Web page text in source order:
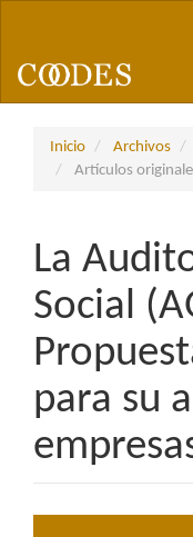
principal
Barra
Inicio Archivos
Artículos
La
Social
para su
Barra